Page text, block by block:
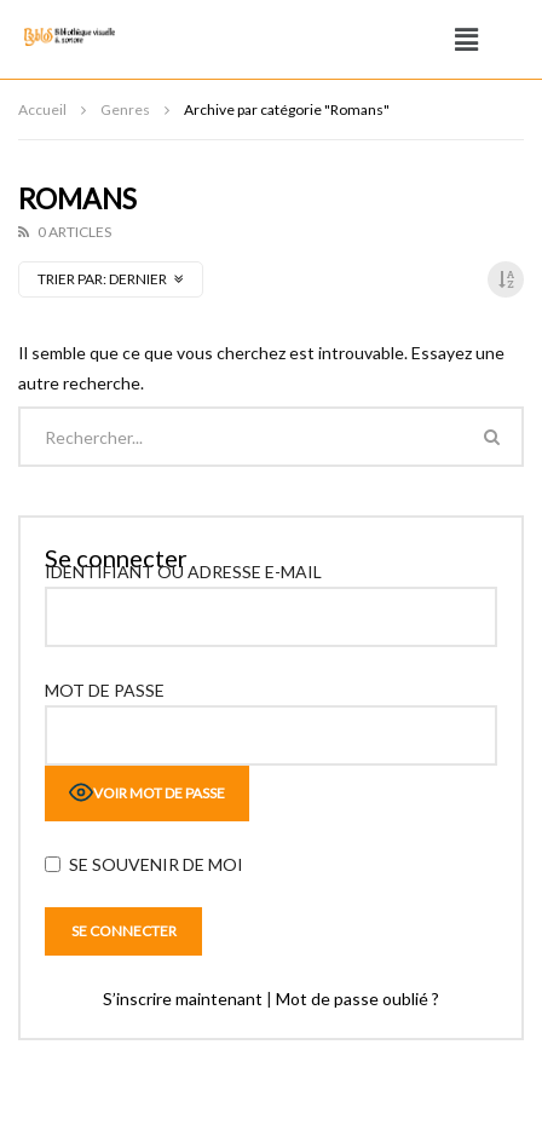
Accueil Genres Archive par catégorie "Romans"
ROMANS
0 ARTICLES
TRIER PAR:DERNIER
Il semble que ce que vous cherchez est introuvable. Essayez une
autre recherche.
Se connecter
IDENTIFIANT OU ADRESSE E-MAIL
MOT DE PASSE
VOIR MOT DE PASSE
SE SOUVENIR DE MOI
S’inscrire maintenant | Mot de passe oublié ?